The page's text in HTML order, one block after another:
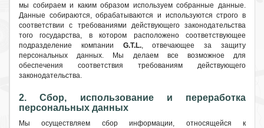
мы собираем и каким образом используем собранные данные.
Данные собираются, обрабатываются и используются строго в
соответствии с требованиями действующего законодательства
того государства, в котором расположено соответствующее
подразделение компании G.T.L., отвечающее за защиту
персональных данных. Мы делаем все возможное для
обеспечения соответствия требованиям действующего
законодательства.
2. Сбор, использование и переработка
персональных данных
Мы осуществляем сбор информации, относящейся к